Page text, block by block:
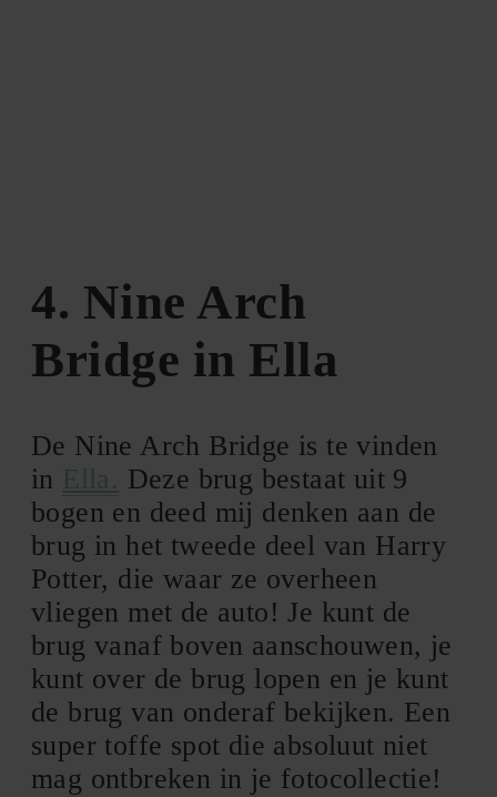
4. Nine Arch
Bridge in Ella
De Nine Arch Bridge is te vinden
in Ella. Deze brug bestaat uit 9
bogen en deed mij denken aan de
brug in het tweede deel van Harry
Potter, die waar ze overheen
vliegen met de auto! Je kunt de
brug vanaf boven aanschouwen, je
kunt over de brug lopen en je kunt
de brug van onderaf bekijken. Een
super toffe spot die absoluut niet
mag ontbreken in je fotocollectie!